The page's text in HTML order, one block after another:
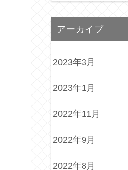
アーカイブ
2023年3月
2023年1月
2022年11月
2022年9月
2022年8月